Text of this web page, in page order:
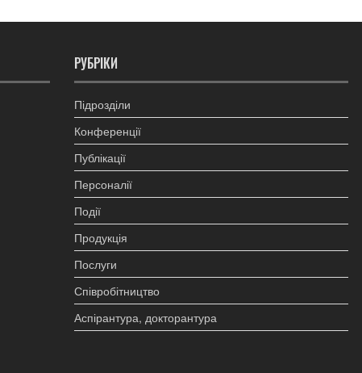
РУБРІКИ
Підрозділи
Конференції
Публікації
Персоналії
Події
Продукція
Послуги
Співробітництво
Аспірантура, докторантура